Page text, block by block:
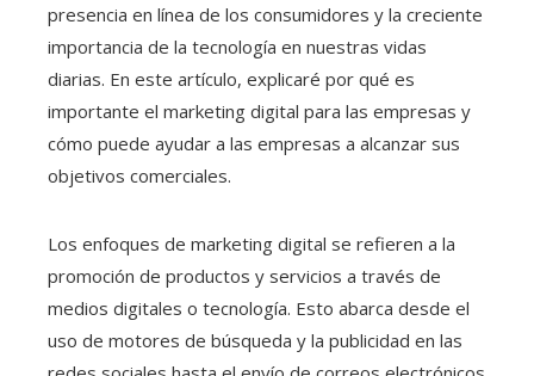
presencia en línea de los consumidores y la creciente
importancia de la tecnología en nuestras vidas
diarias. En este artículo, explicaré por qué es
importante el marketing digital para las empresas y
cómo puede ayudar a las empresas a alcanzar sus
objetivos comerciales.
Los enfoques de marketing digital se refieren a la
promoción de productos y servicios a través de
medios digitales o tecnología. Esto abarca desde el
uso de motores de búsqueda y la publicidad en las